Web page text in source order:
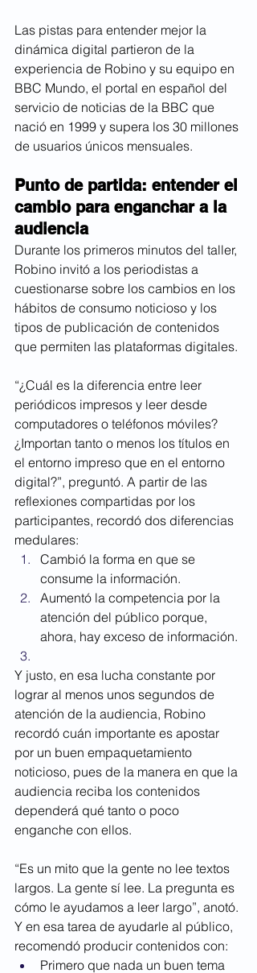
Las pistas para entender mejor la
dinámica digital partieron de la
experiencia de Robino y su equipo en
BBC Mundo, el portal en español del
servicio de noticias de la BBC que
nació en 1999 y supera los 30 millones
de usuarios únicos mensuales.
Punto de partida: entender el
cambio para enganchar a la
audiencia
Durante los primeros minutos del taller,
Robino invitó a los periodistas a
cuestionarse sobre los cambios en los
hábitos de consumo noticioso y los
tipos de publicación de contenidos
que permiten las plataformas digitales.
“¿Cuál es la diferencia entre leer
periódicos impresos y leer desde
computadores o teléfonos móviles?
¿Importan tanto o menos los títulos en
el entorno impreso que en el entorno
digital?”, preguntó. A partir de las
reflexiones compartidas por los
participantes, recordó dos diferencias
medulares:
Cambió la forma en que se
consume la información.
Aumentó la competencia por la
atención del público porque,
ahora, hay exceso de información.
Y justo, en esa lucha constante por
lograr al menos unos segundos de
atención de la audiencia, Robino
recordó cuán importante es apostar
por un buen empaquetamiento
noticioso, pues de la manera en que la
audiencia reciba los contenidos
dependerá qué tanto o poco
enganche con ellos.
“Es un mito que la gente no lee textos
largos. La gente sí lee. La pregunta es
cómo le ayudamos a leer largo”, anotó.
Y en esa tarea de ayudarle al público,
recomendó producir contenidos con:
Primero que nada un buen tema